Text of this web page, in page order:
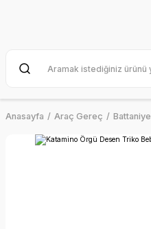
Anasayfa Araç Gereç Battaniye